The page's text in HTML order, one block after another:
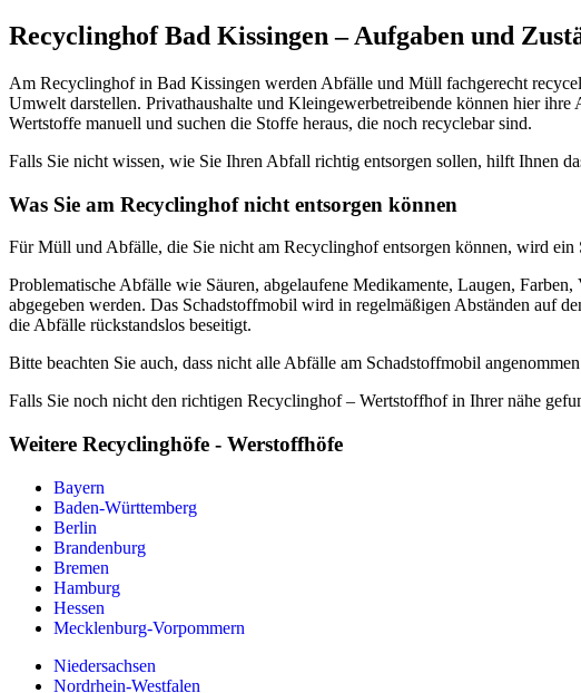
Recyclinghof Bad Kissingen – Aufgaben und
Am Recyclinghof in Bad Kissingen werden Abfälle und Müll fachgerecht
Umwelt darstellen. Privathaushalte und Kleingewerbetreibende können hier
Wertstoffe manuell und suchen die Stoffe heraus, die noch recyclebar sind.
Falls Sie nicht wissen, wie Sie Ihren Abfall richtig entsorgen sollen, hilft Ihnen
Was Sie am Recyclinghof nicht entsorgen können
Für Müll und Abfälle, die Sie nicht am Recyclinghof entsorgen können, wird ein
Problematische Abfälle wie Säuren, abgelaufene Medikamente, Laugen,
abgegeben werden. Das Schadstoffmobil wird in regelmäßigen Abständen auf
die Abfälle rückstandslos beseitigt.
Bitte beachten Sie auch, dass nicht alle Abfälle am Schadstoffmobil
Falls Sie noch nicht den richtigen Recyclinghof – Wertstoffhof in Ihrer nähe
Weitere Recyclinghöfe - Werstoffhöfe
Bayern
Baden-Württemberg
Berlin
Brandenburg
Bremen
Hamburg
Hessen
Mecklenburg-Vorpommern
Niedersachsen
Nordrhein-Westfalen